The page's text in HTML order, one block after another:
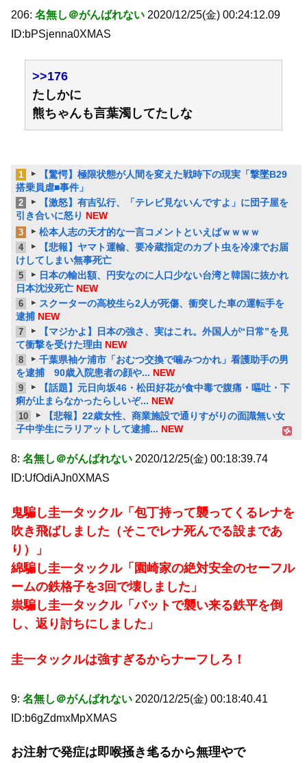
206: 名無し＠がんばれない 2020/12/25(金) 00:24:12.09
ID:bPSjenna0XMAS
>>176
たしかに
熊ちゃんも言葉濁してたしな
1
【驚愕】極限状態が人間を変えた戦時下の現実「撃墜B29
搭乗員虐■事件」
2
【激怒】有吉弘行、「テレビ見ないんですよ」に団子屋を
引き合いに怒り NEW
3 松本人志の天才的な一言コメントといえばｗｗｗｗ
4
【悲報】ヤマト運輸、要冷蔵指定のカブト虫を冷凍でお届
けしてしまい無事死亡
5
日本の輸出額、円安なのに人口少ない台湾と韓国に抜かれ
日本沈没死亡 NEW
6
スクーターの高校生ら2人が死傷、衝突した車の運転手を
逮捕 NEW
7
【マジかよ】日本の強さ、実はこれ。外国人が“日常”を見
て衝撃を受けた理由 NEW
8
千葉県袖ケ浦市「おむつ交換で噛みつかれ」看護助手の男
を逮捕 90歳入院患者の顔や... NEW
9
【話題】元日向坂46・松田好花が食中毒で腹痛・嘔吐・下
痢が止まらなかったらしいぞ... NEW
10
【悲報】22歳女性、商業施設で通りすがりの面識無い女
子中学生にラリアットして逮捕... NEW
8: 名無し＠がんばれない 2020/12/25(金) 00:18:39.74
ID:UfOdiAJn0XMAS
鬼騙し圭一タックル「包丁持って襲ってくるレナを
吹き飛ばしました（そこでレナ死んでる設まであ
り）」
綿騙し圭一タックル「園崎家の絶対安全のセーフル
ームの鉄格子を3回で壊しました」
祟騙し圭一タックル「バットで襲い来る鉄平を倒
し、返り討ちにしました」
圭一タックルは強すぎるからナーフしろ！
9: 名無し＠がんばれない 2020/12/25(金) 00:18:40.41
ID:b6gZdmxMpXMAS
お注射で発症は即喉掻き毟るから無理やで